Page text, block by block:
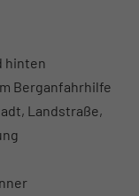
hinten
Berganfahrhilfe
Landstraße,